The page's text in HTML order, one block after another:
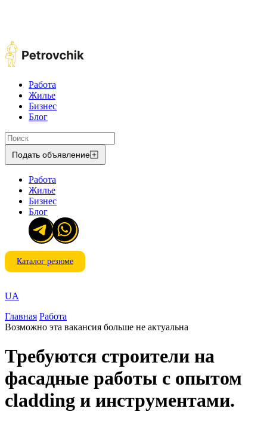
Работа
Жилье
Бизнес
Блог
Подать объявление
Работа
Жилье
Бизнес
Блог
Каталог резюме
UA
Главная Работа
Возможно эта вакансия больше не актуальна
Требуются строители на
фасадные работы с опытом
cladding и инструментами.